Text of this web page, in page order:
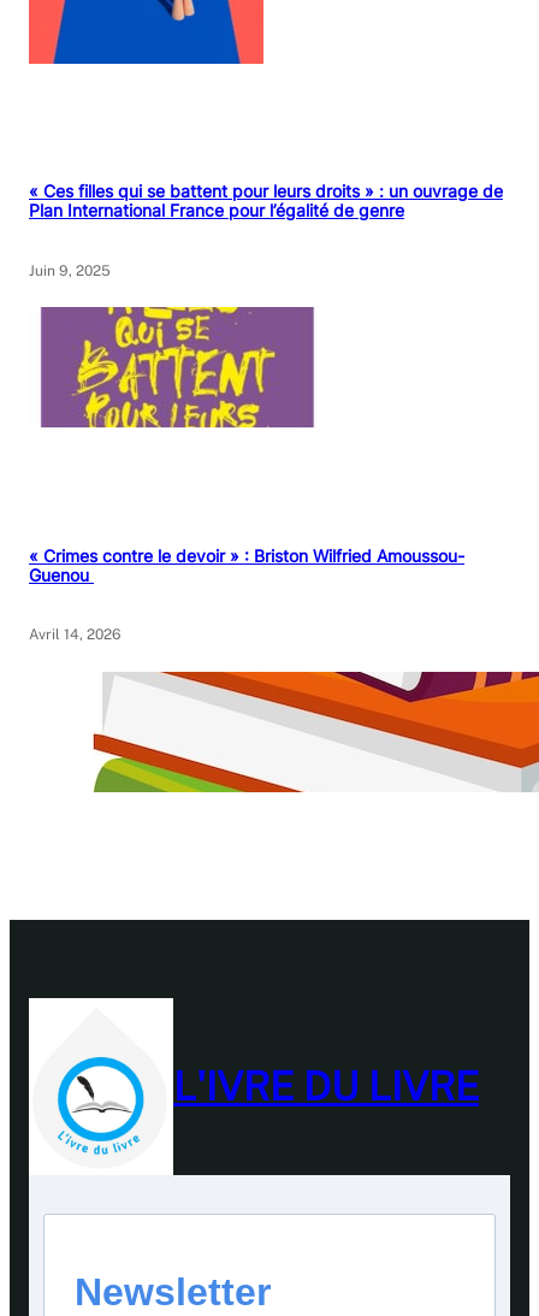
« Ces filles qui se battent pour leurs droits » : un ouvrage de
Plan International France pour l’égalité de genre
Juin 9, 2025
« Crimes contre le devoir » : Briston Wilfried Amoussou-
Guenou
Avril 14, 2026
L'IVRE DU LIVRE
Newsletter